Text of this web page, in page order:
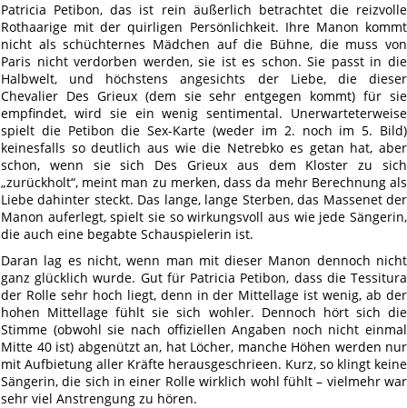
Patricia Petibon, das ist rein äußerlich betrachtet die reizvolle
Rothaarige mit der quirligen Persönlichkeit. Ihre Manon kommt
nicht als schüchternes Mädchen auf die Bühne, die muss von
Paris nicht verdorben werden, sie ist es schon. Sie passt in die
Halbwelt, und höchstens angesichts der Liebe, die dieser
Chevalier Des Grieux (dem sie sehr entgegen kommt) für sie
empfindet, wird sie ein wenig sentimental. Unerwarteterweise
spielt die Petibon die Sex-Karte (weder im 2. noch im 5. Bild)
keinesfalls so deutlich aus wie die Netrebko es getan hat, aber
schon, wenn sie sich Des Grieux aus dem Kloster zu sich
„zurückholt“, meint man zu merken, dass da mehr Berechnung als
Liebe dahinter steckt. Das lange, lange Sterben, das Massenet der
Manon auferlegt, spielt sie so wirkungsvoll aus wie jede Sängerin,
die auch eine begabte Schauspielerin ist.
Daran lag es nicht, wenn man mit dieser Manon dennoch nicht
ganz glücklich wurde. Gut für Patricia Petibon, dass die Tessitura
der Rolle sehr hoch liegt, denn in der Mittellage ist wenig, ab der
hohen Mittellage fühlt sie sich wohler. Dennoch hört sich die
Stimme (obwohl sie nach offiziellen Angaben noch nicht einmal
Mitte 40 ist) abgenützt an, hat Löcher, manche Höhen werden nur
mit Aufbietung aller Kräfte herausgeschrieen. Kurz, so klingt keine
Sängerin, die sich in einer Rolle wirklich wohl fühlt – vielmehr war
sehr viel Anstrengung zu hören.